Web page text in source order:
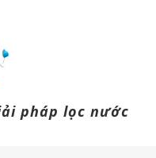
pháp lọc nước